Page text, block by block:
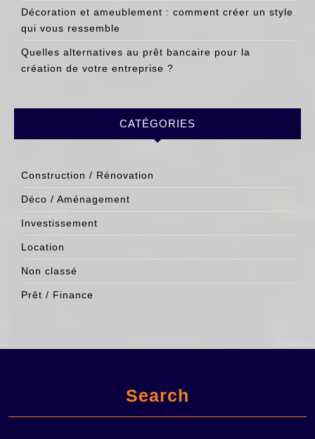
Décoration et ameublement : comment créer un style
qui vous ressemble
Quelles alternatives au prêt bancaire pour la
création de votre entreprise ?
CATÉGORIES
Construction / Rénovation
Déco / Aménagement
Investissement
Location
Non classé
Prêt / Finance
Search